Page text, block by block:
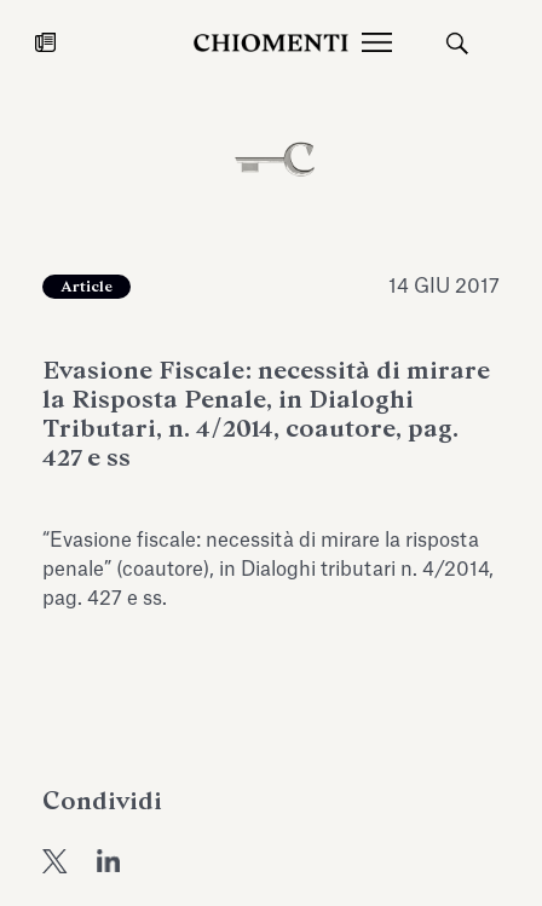
27 LUG 2026
ampliando gli spazi espositivi
dell’Antiquarium di Villa Albani
Torlonia
Leggi tutto
Article 14 GIU 2017
Evasione Fiscale: necessità di mirare
la Risposta Penale, in Dialoghi
Tributari, n. 4/2014, coautore, pag.
427 e ss
“Evasione fiscale: necessità di mirare la risposta
penale” (coautore), in Dialoghi tributari n. 4/2014,
pag. 427 e ss.
Condividi